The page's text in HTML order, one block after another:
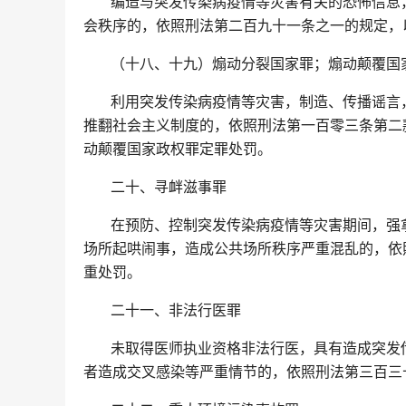
会秩序的，依照刑法第二百九十一条之一的规定
（十八、十九）煽动分裂国家罪；煽动颠覆
利用突发传染病疫情等灾害，制造、传播谣
推翻社会主义制度的，依照刑法第一百零三条第
动颠覆国家政权罪定罪处罚。
二十、寻衅滋事罪
在预防、控制突发传染病疫情等灾害期间，
场所起哄闹事，造成公共场所秩序严重混乱的，
重处罚。
二十一、非法行医罪
未取得医师执业资格非法行医，具有造成突
者造成交叉感染等严重情节的，依照刑法第三百